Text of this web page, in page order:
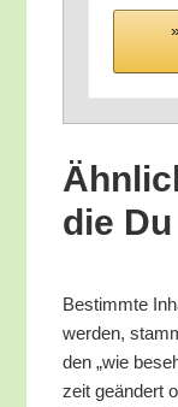
die
Bestimm­te
wer­den,
den „wie
zeit geän­dert